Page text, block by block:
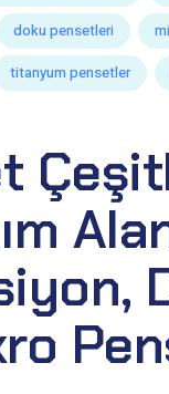
doku pensetleri
titanyum pensetler